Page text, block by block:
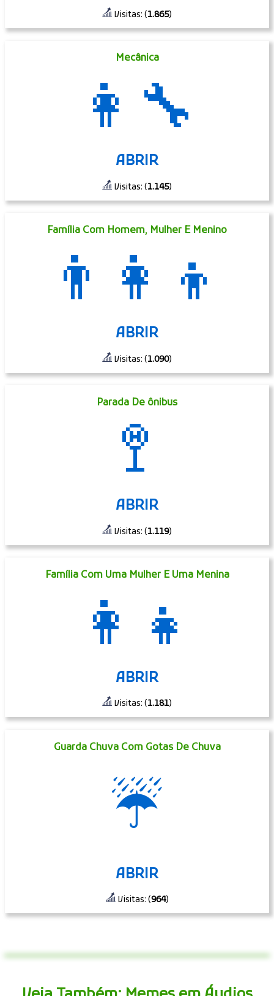
Visitas: (1.865)
Mecânica
👩‍🔧
ABRIR
Visitas: (1.145)
Família Com Homem, Mulher E Menino
👨‍👩‍👦
ABRIR
Visitas: (1.090)
Parada De ônibus
🚏
ABRIR
Visitas: (1.119)
Família Com Uma Mulher E Uma Menina
👩‍👧
ABRIR
Visitas: (1.181)
Guarda Chuva Com Gotas De Chuva
☔
ABRIR
Visitas: (964)